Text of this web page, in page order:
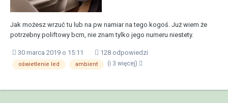
Jak możesz wrzuć tu lub na pw namiar na tego kogoś. Już wiem że
potrzebny poliftowy bcm, nie znam tylko jego numeru niestety.
30 marca 2019 o 15:11 128 odpowiedzi
oświetlenie led ambient (i 3 więcej)